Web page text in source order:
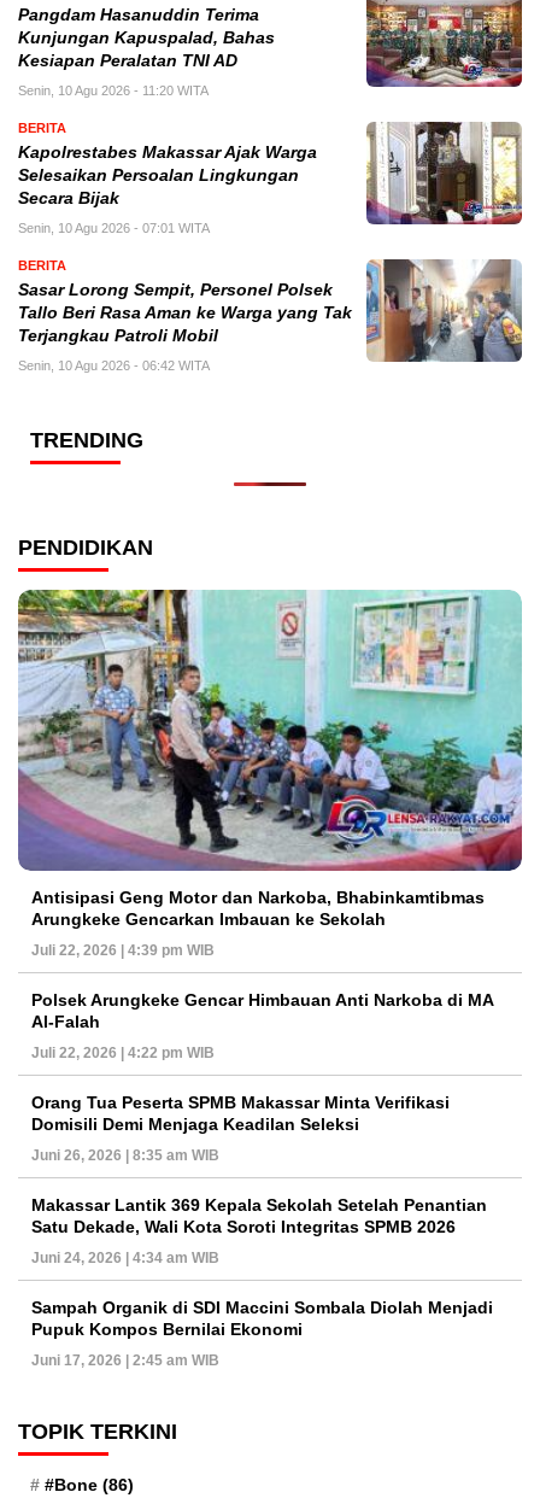
Pangdam Hasanuddin Terima
Kunjungan Kapuspalad, Bahas
Kesiapan Peralatan TNI AD
Senin, 10 Agu 2026 - 11:20 WITA
BERITA
Kapolrestabes Makassar Ajak Warga
Selesaikan Persoalan Lingkungan
Secara Bijak
Senin, 10 Agu 2026 - 07:01 WITA
BERITA
Sasar Lorong Sempit, Personel Polsek
Tallo Beri Rasa Aman ke Warga yang Tak
Terjangkau Patroli Mobil
Senin, 10 Agu 2026 - 06:42 WITA
TRENDING
PENDIDIKAN
Antisipasi Geng Motor dan Narkoba, Bhabinkamtibmas
Arungkeke Gencarkan Imbauan ke Sekolah
Juli 22, 2026 | 4:39 pm WIB
Polsek Arungkeke Gencar Himbauan Anti Narkoba di MA
Al-Falah
Juli 22, 2026 | 4:22 pm WIB
Orang Tua Peserta SPMB Makassar Minta Verifikasi
Domisili Demi Menjaga Keadilan Seleksi
Juni 26, 2026 | 8:35 am WIB
Makassar Lantik 369 Kepala Sekolah Setelah Penantian
Satu Dekade, Wali Kota Soroti Integritas SPMB 2026
Juni 24, 2026 | 4:34 am WIB
Sampah Organik di SDI Maccini Sombala Diolah Menjadi
Pupuk Kompos Bernilai Ekonomi
Juni 17, 2026 | 2:45 am WIB
TOPIK TERKINI
#Bone (86)